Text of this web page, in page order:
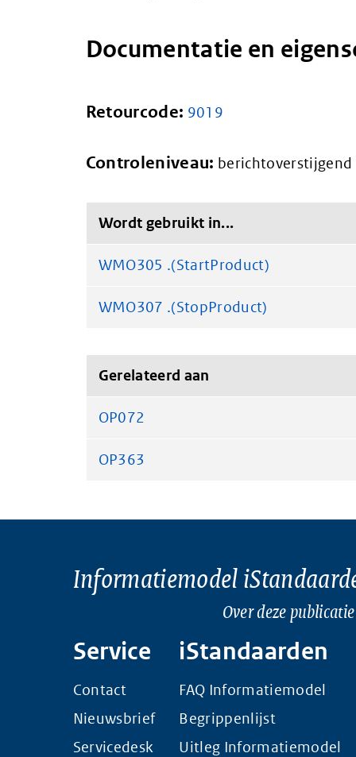
Documentatie en
Retourcode: 9019
Controleniveau: berichtoverstijgend
Wordt gebruikt in...
WMO305 .(StartProduct)
WMO307 .(StopProduct)
Gerelateerd aan
OP072
OP363
Informatiemodel
Over deze publicatie
Service
Contact
Nieuwsbrief
Servicedesk
iStandaarden
FAQ Informatiemodel
Begrippenlijst
Uitleg Informatiemodel